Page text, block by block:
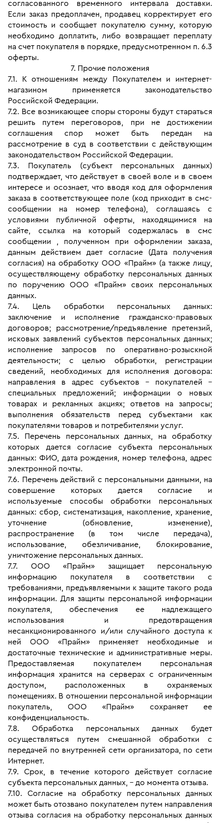
согласованного временного интервала доставки.
Если заказ предоплачен, продавец корректирует его
стоимость и сообщает покупателю сумму, которую
необходимо доплатить, либо возвращает переплату
на счет покупателя в порядке, предусмотренном п. 6.3
оферты.
7. Прочие положения
7.1. К отношениям между Покупателем и интернет-
магазином применяется законодательство
Российской Федерации.
7.2. Все возникающее споры стороны будут стараться
решить путем переговоров, при не достижении
соглашения спор может быть передан на
рассмотрение в суд в соответствии с действующим
законодательством Российской Федерации.
7.3. Покупатель (субъект персональных данных)
подтверждает, что действует в своей воле и в своем
интересе и осознает, что вводя код для оформления
заказа в соответствующее поле (код приходит в смс-
сообщении на номер телефона), соглашаясь с
условиями публичной оферты, находящимися на
сайте, ссылка на который содержалась в смс
сообщении , полученном при оформлении заказа,
данным действием дает согласие (Дата получения
согласия) на обработку ООО «Прайм» (а также лицу,
осуществляющему обработку персональных данных
по поручению ООО «Прайм» своих персональных
данных.
7.4. Цель обработки персональных данных:
заключение и исполнение гражданско-правовых
договоров; рассмотрение/предъявление претензий,
исковых заявлений субъектов персональных данных;
исполнение запросов по оперативно-розыскной
деятельности; с целью обработки, регистрации
сведений, необходимых для исполнения договора:
направления в адрес субъектов – покупателей –
специальных предложений; информации о новых
товарах и рекламных акциях; ответов на запросы;
выполнения обязательств перед субъектами как
покупателями товаров и потребителями услуг.
7.5. Перечень персональных данных, на обработку
которых дается согласие субъекта персональных
данных: ФИО, дата рождения, номер телефона, адрес
электронной почты.
7.6. Перечень действий с персональными данными, на
совершение которых дается согласие и
используемые способы обработки персональных
данных: сбор, систематизация, накопление, хранение,
уточнение (обновление, изменение),
распространение (в том числе передача),
использование, обезличивание, блокирование,
уничтожение персональных данных.
7.7. ООО «Прайм» защищает персональную
информацию покупателя в соответствии с
требованиями, предъявляемыми к защите такого рода
информации. Для защиты персональной информации
покупателя, обеспечения ее надлежащего
использования и предотвращения
несанкционированного и/или случайного доступа к
ней ООО «Прайм» применяет необходимые и
достаточные технические и административные меры.
Предоставляемая покупателем персональная
информация хранится на серверах с ограниченным
доступом, расположенных в охраняемых
помещениях. В отношении персональной информации
покупатель, ООО «Прайм» сохраняет ее
конфиденциальность.
7.8. Обработка персональных данных будет
осуществляться путем смешанной обработки с
передачей по внутренней сети организатора, по сети
Интернет.
7.9. Срок, в течение которого действует согласие
субъекта персональных данных, – до момента отзыва.
7.10. Согласие на обработку персональных данных
может быть отозвано покупателем путем направления
отзыва согласия на обработку персональных данных